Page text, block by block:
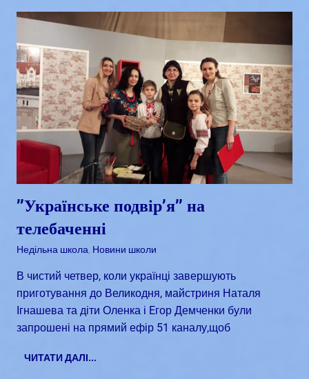
’’Українське подвір’я’’ на
телебаченні
Квітень 6, 2018
admin
Недільна школа, Новини школи
В чистий четвер, коли українці завершують
приготування до Великодня, майстриня Наталя
Ігнашева та діти Оленка і Eгор Демченки були
запрошені на прямий ефір 51 каналу,щоб
ЧИТАТИ ДАЛІ...